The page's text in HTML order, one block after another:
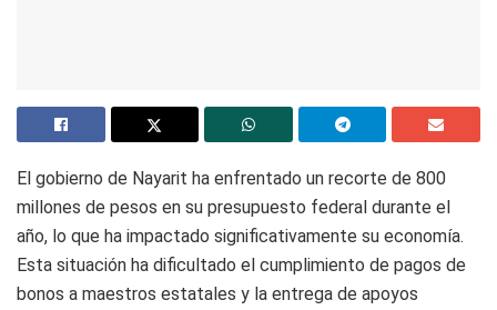
El gobierno de Nayarit ha enfrentado un recorte de 800
millones de pesos en su presupuesto federal durante el
año, lo que ha impactado significativamente su economía.
Esta situación ha dificultado el cumplimiento de pagos de
bonos a maestros estatales y la entrega de apoyos